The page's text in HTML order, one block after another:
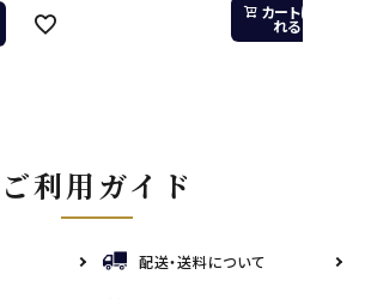
カートに入
れる
ご利用ガイド
配送・送料について